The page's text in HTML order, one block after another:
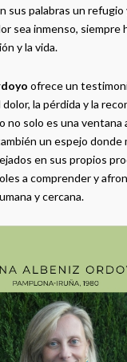
sus palabras un refugio
sea inmenso, siempre
y la vida.
ofrece un
la pérdida y la
no solo es una ventana
un espejo donde
en sus propios
a comprender y
y cercana.